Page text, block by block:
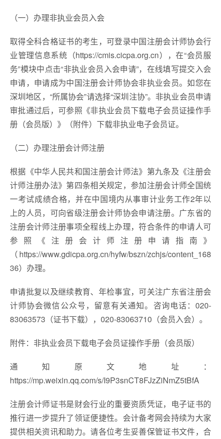
（一）办理非执业会员入会
取得全科合格证书的考生，可登录中国注册会计师协会行
业管理信息系统（https://cmis.cicpa.org.cn），在“会员服
务”模块中点击“非执业会员入会申请”，在线填写提交入会
申请，申请成为中国注册会计师协会非执业会员。如您在
深圳地区，“所属协会”请选择“深圳注协”。非执业会员申请
审批通过后，可参照《非执业会员下载电子会员证操作手
册（会员版）》（附件）下载非执业电子会员证。
（二）办理注册会计师注册
根据《中华人民共和国注册会计师法》第九条及《注册会
计师注册办法》第四条相关规定，参加注册会计师全国统
一考试成绩合格，并在中国境内从事审计业务工作2年以
上的人员，可向省级注册会计师协会申请注册。广东省的
注册会计师注册事项全程线上办理，符合条件的申请人可
参照《注册会计师注册申请指南》
（https://www.gdicpa.org.cn/hyfw/bszn/zchjs/content_168
36）办理。
申请批复以及继续教育、年检事宜，可关注广东省注册会
计师协会微信公众号，留意有关通知。咨询电话：020-
83063573（证书下载），020-83063710（会员入会）。
附件：非执业会员下载电子会员证操作手册（会员版）
通知原文地址：
https://mp.weixin.qq.com/s/I9P3snCT8FJzZiNmZ5tBfA
注册会计师证书是财会行业的重要资质凭证，电子证书的
推行进一步提升了领证便捷性。会计备考网会持续为大家
提供相关资讯和助力。请各位考生妥善保管证书文件，合